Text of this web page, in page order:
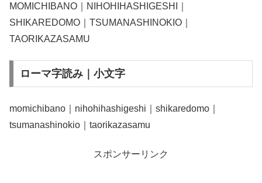
MOMICHIBANO｜NIHOHIHASHIGESHI｜
SHIKAREDOMO｜TSUMANASHINOKIO｜
TAORIKAZASAMU
ローマ字読み｜小文字
momichibano｜nihohihashigeshi｜shikaredomo｜
tsumanashinokio｜taorikazasamu
スポンサーリンク